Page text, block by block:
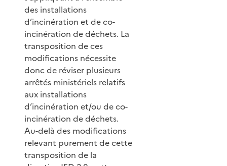
des installations
d’incinération et de co-
incinération de déchets. La
transposition de ces
modifications nécessite
donc de réviser plusieurs
arrêtés ministériels relatifs
aux installations
d’incinération et/ou de co-
incinération de déchets.
Au-delà des modifications
relevant purement de cette
transposition de la